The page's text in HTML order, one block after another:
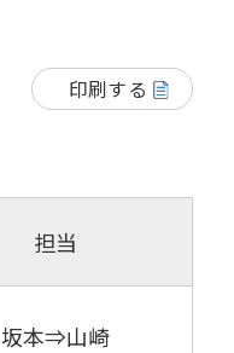
印刷する
担当
坂本⇒山崎